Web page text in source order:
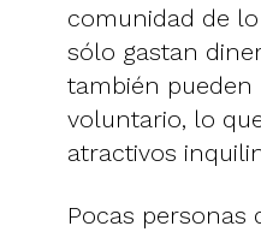
comunidad de
sólo gastan
también pueden
voluntario, lo
atractivos
Pocas personas